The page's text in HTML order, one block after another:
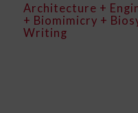
Architecture +
+ Biomimicry +
Writing